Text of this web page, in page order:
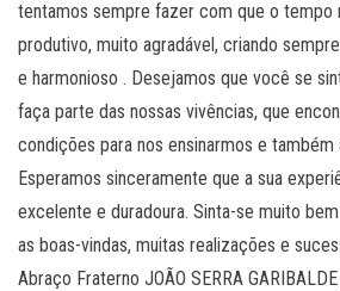
tentamos sempre fazer com que o tempo
produtivo, muito agradável, criando
e harmonioso . Desejamos que você se
faça parte das nossas vivências, que
condições para nos ensinarmos e
Esperamos sinceramente que a sua
excelente e duradoura. Sinta-se muito
as boas-vindas, muitas realizações e
Abraço Fraterno JOÃO SERRA